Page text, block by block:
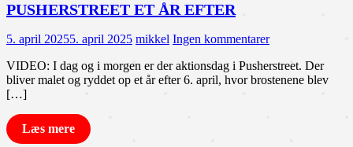
PUSHERSTREET ET ÅR EFTER
5. april 20255. april 2025 mikkel Ingen kommentarer
VIDEO: I dag og i morgen er der aktionsdag i Pusherstreet. Der
bliver malet og ryddet op et år efter 6. april, hvor brostenene blev
[…]
Læs mere